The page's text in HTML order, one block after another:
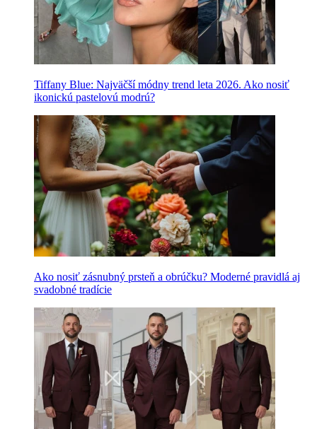
Tiffany Blue: Najväčší módny trend leta 2026. Ako nosiť
ikonickú pastelovú modrú?
Ako nosiť zásnubný prsteň a obrúčku? Moderné pravidlá aj
svadobné tradície